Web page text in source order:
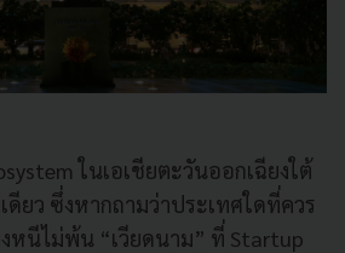
ในเอเชียตะวันออกเฉียงใต้
ดียว ซึ่งหากถามว่าประเทศใดที่ควร
หนีไม่พ้น “เวียดนาม” ที่ Startup